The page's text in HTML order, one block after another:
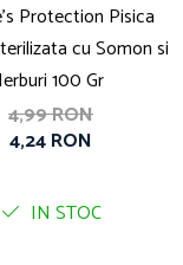
Protection Pisica
cu Somon si
Ierburi 100 Gr
4,99 RON
4,24 RON
IN STOC